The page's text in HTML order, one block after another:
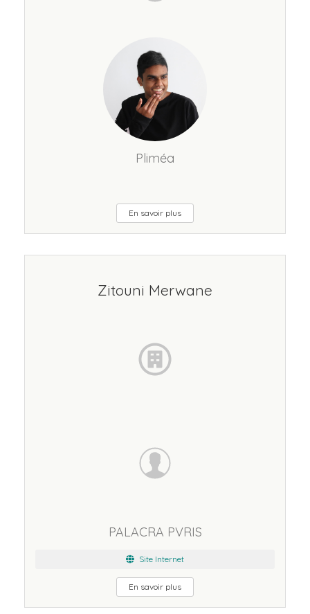
Pliméa
En savoir plus
Zitouni Merwane
PALACRA PVRIS
Site Internet
En savoir plus